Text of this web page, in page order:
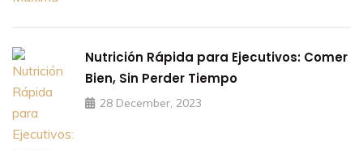
Nutrición Rápida para Ejecutivos: Comer
Bien, Sin Perder Tiempo
28 December, 2023